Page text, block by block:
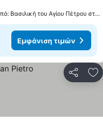
0.2 χλμ. από: Βασιλική του Αγίου Πέτρου στο Βατικανό
Εμφάνιση τιμών